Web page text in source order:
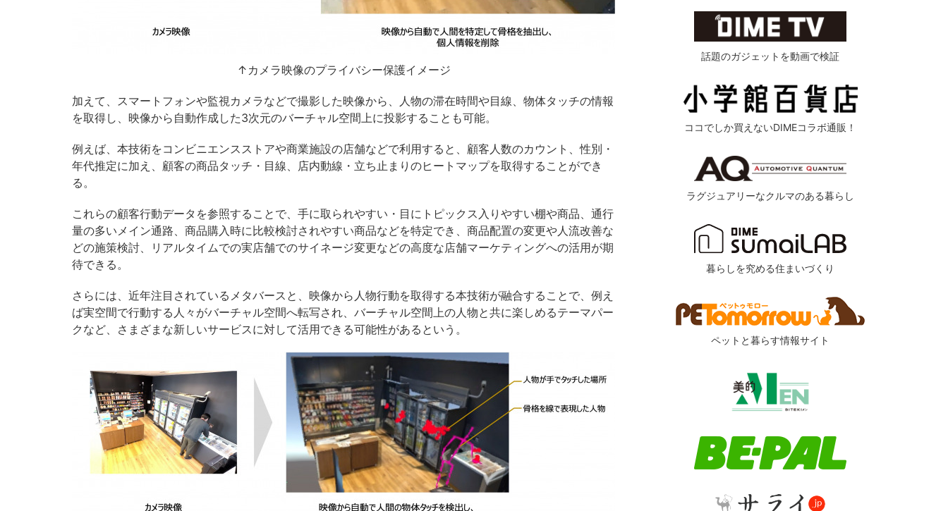
↑カメラ映像のプライバシー保護イメージ
加えて、スマートフォンや監視カメラなどで撮影した映像から、人物の滞在時間や目線、物体タッチの情報
を取得し、映像から自動作成した3次元のバーチャル空間上に投影することも可能。
例えば、本技術をコンビニエンスストアや商業施設の店舗などで利用すると、顧客人数のカウント、性別・
年代推定に加え、顧客の商品タッチ・目線、店内動線・立ち止まりのヒートマップを取得することができ
る。
これらの顧客行動データを参照することで、手に取られやすい・目にトピックス入りやすい棚や商品、通行
量の多いメイン通路、商品購入時に比較検討されやすい商品などを特定でき、商品配置の変更や人流改善な
どの施策検討、リアルタイムでの実店舗でのサイネージ変更などの高度な店舗マーケティングへの活用が期
待できる。
さらには、近年注目されているメタバースと、映像から人物行動を取得する本技術が融合することで、例え
ば実空間で行動する人々がバーチャル空間へ転写され、バーチャル空間上の人物と共に楽しめるテーマパー
クなど、さまざまな新しいサービスに対して活用できる可能性があるという。
話題のガジェットを動画で検証
ココでしか買えないDIMEコラボ通販！
ラグジュアリーなクルマのある暮らし
暮らしを究める住まいづくり
ペットと暮らす情報サイト